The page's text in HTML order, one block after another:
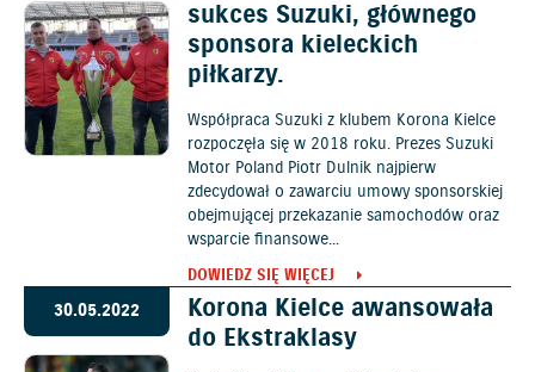
sukces Suzuki, głównego
sponsora kieleckich
piłkarzy.
Współpraca Suzuki z klubem Korona Kielce
rozpoczęła się w 2018 roku. Prezes Suzuki
Motor Poland Piotr Dulnik najpierw
zdecydował o zawarciu umowy sponsorskiej
obejmującej przekazanie samochodów oraz
wsparcie finansowe...
DOWIEDZ SIĘ WIĘCEJ
30.05.2022
Korona Kielce awansowała
do Ekstraklasy